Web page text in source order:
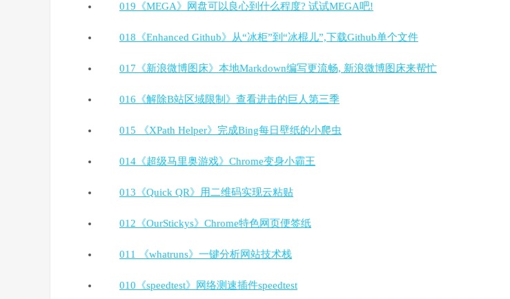
019《MEGA》网盘可以良心到什么程度? 试试MEGA吧!
018《Enhanced Github》从“冰柜”到“冰棍儿”,下载Github单个文件
017《新浪微博图床》本地Markdown编写更流畅, 新浪微博图床来帮忙
016《解除B站区域限制》查看进击的巨人第三季
015 《XPath Helper》完成Bing每日壁纸的小爬虫
014《超级马里奥游戏》Chrome变身小霸王
013《Quick QR》用二维码实现云粘贴
012《OurStickys》Chrome特色网页便签纸
011 《whatruns》一键分析网站技术栈
010《speedtest》网络测速插件speedtest